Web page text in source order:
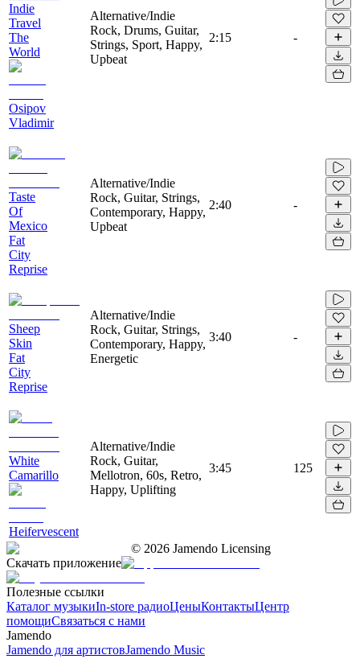
Indie
Travel
The
World
Osipov
Vladimir
Alternative/Indie
Rock, Drums, Guitar,
Strings, Sport, Happy,
Upbeat
2:15 -
Taste
Of
Mexico
Fat
City
Reprise
Alternative/Indie
Rock, Guitar, Strings,
Contemporary, Happy,
Upbeat
2:40 -
Sheep
Skin
Fat
City
Reprise
Alternative/Indie
Rock, Guitar, Strings,
Contemporary, Happy,
Energetic
3:40 -
White
Camarillo
Heifervescent
Alternative/Indie
Rock, Guitar,
Mellotron, 60s, Retro,
Happy, Uplifting
3:45 125
© 2026 Jamendo Licensing
Скачать приложение
Полезные ссылки
Каталог музыкиIn-store радиоЦеныКонтактыЦентр
помощиСвязаться с нами
Jamendo
Jamendo для артистовJamendo Music